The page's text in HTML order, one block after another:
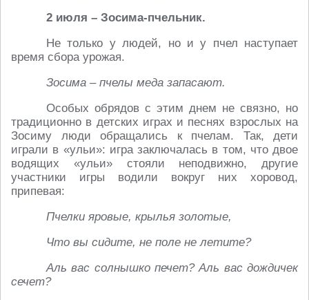
2 июля – Зосима-пчельник.
Не только у людей, но и у пчел наступает
время сбора урожая.
Зосима – пчелы меда запасают.
Особых обрядов с этим днем не связно, но
традиционно в детских играх и песнях взрослых на
Зосиму люди обращались к пчелам. Так, дети
играли в «ульи»: игра заключалась в том, что двое
водящих «ульи» стояли неподвижно, другие
участники игры водили вокруг них хоровод,
припевая:
Пчелки яровые, крылья золотые,
Что вы сидите, не поле не летите?
Аль вас солнышко печет? Аль вас дождичек
сечет?